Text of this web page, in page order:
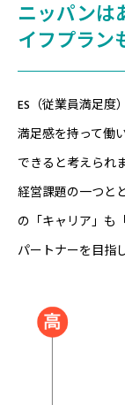
ニッパンは
イフプラン
ES（従業員満足度
満足感を持って働
できると考えられ
経営課題の一つと
の「キャリア」も
パートナーを目指